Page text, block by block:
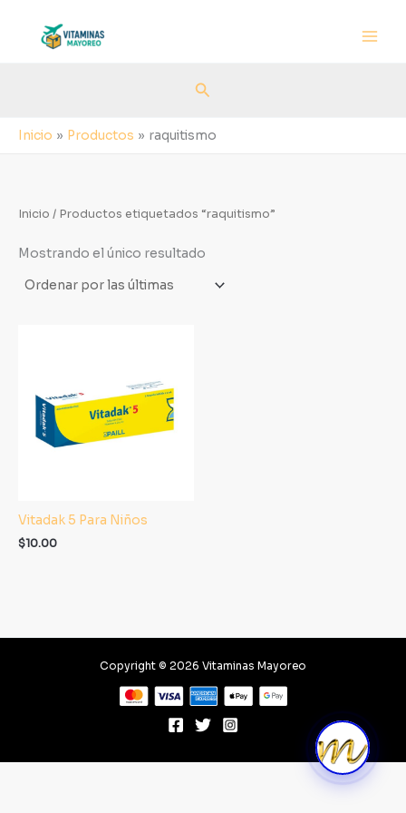
contenido
Buscar
Inicio Productos raquitismo
Inicio / Productos etiquetados “raquitismo”
Mostrando el único resultado
Vitadak 5 Para Niños
$10.00
Copyright © 2026 Vitaminas Mayoreo